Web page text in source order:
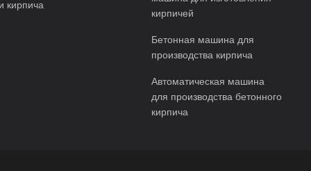
кирпича
кирпичей
Бетонная машина для
производства кирпича
Автоматическая машина
для производства бетонного
кирпича